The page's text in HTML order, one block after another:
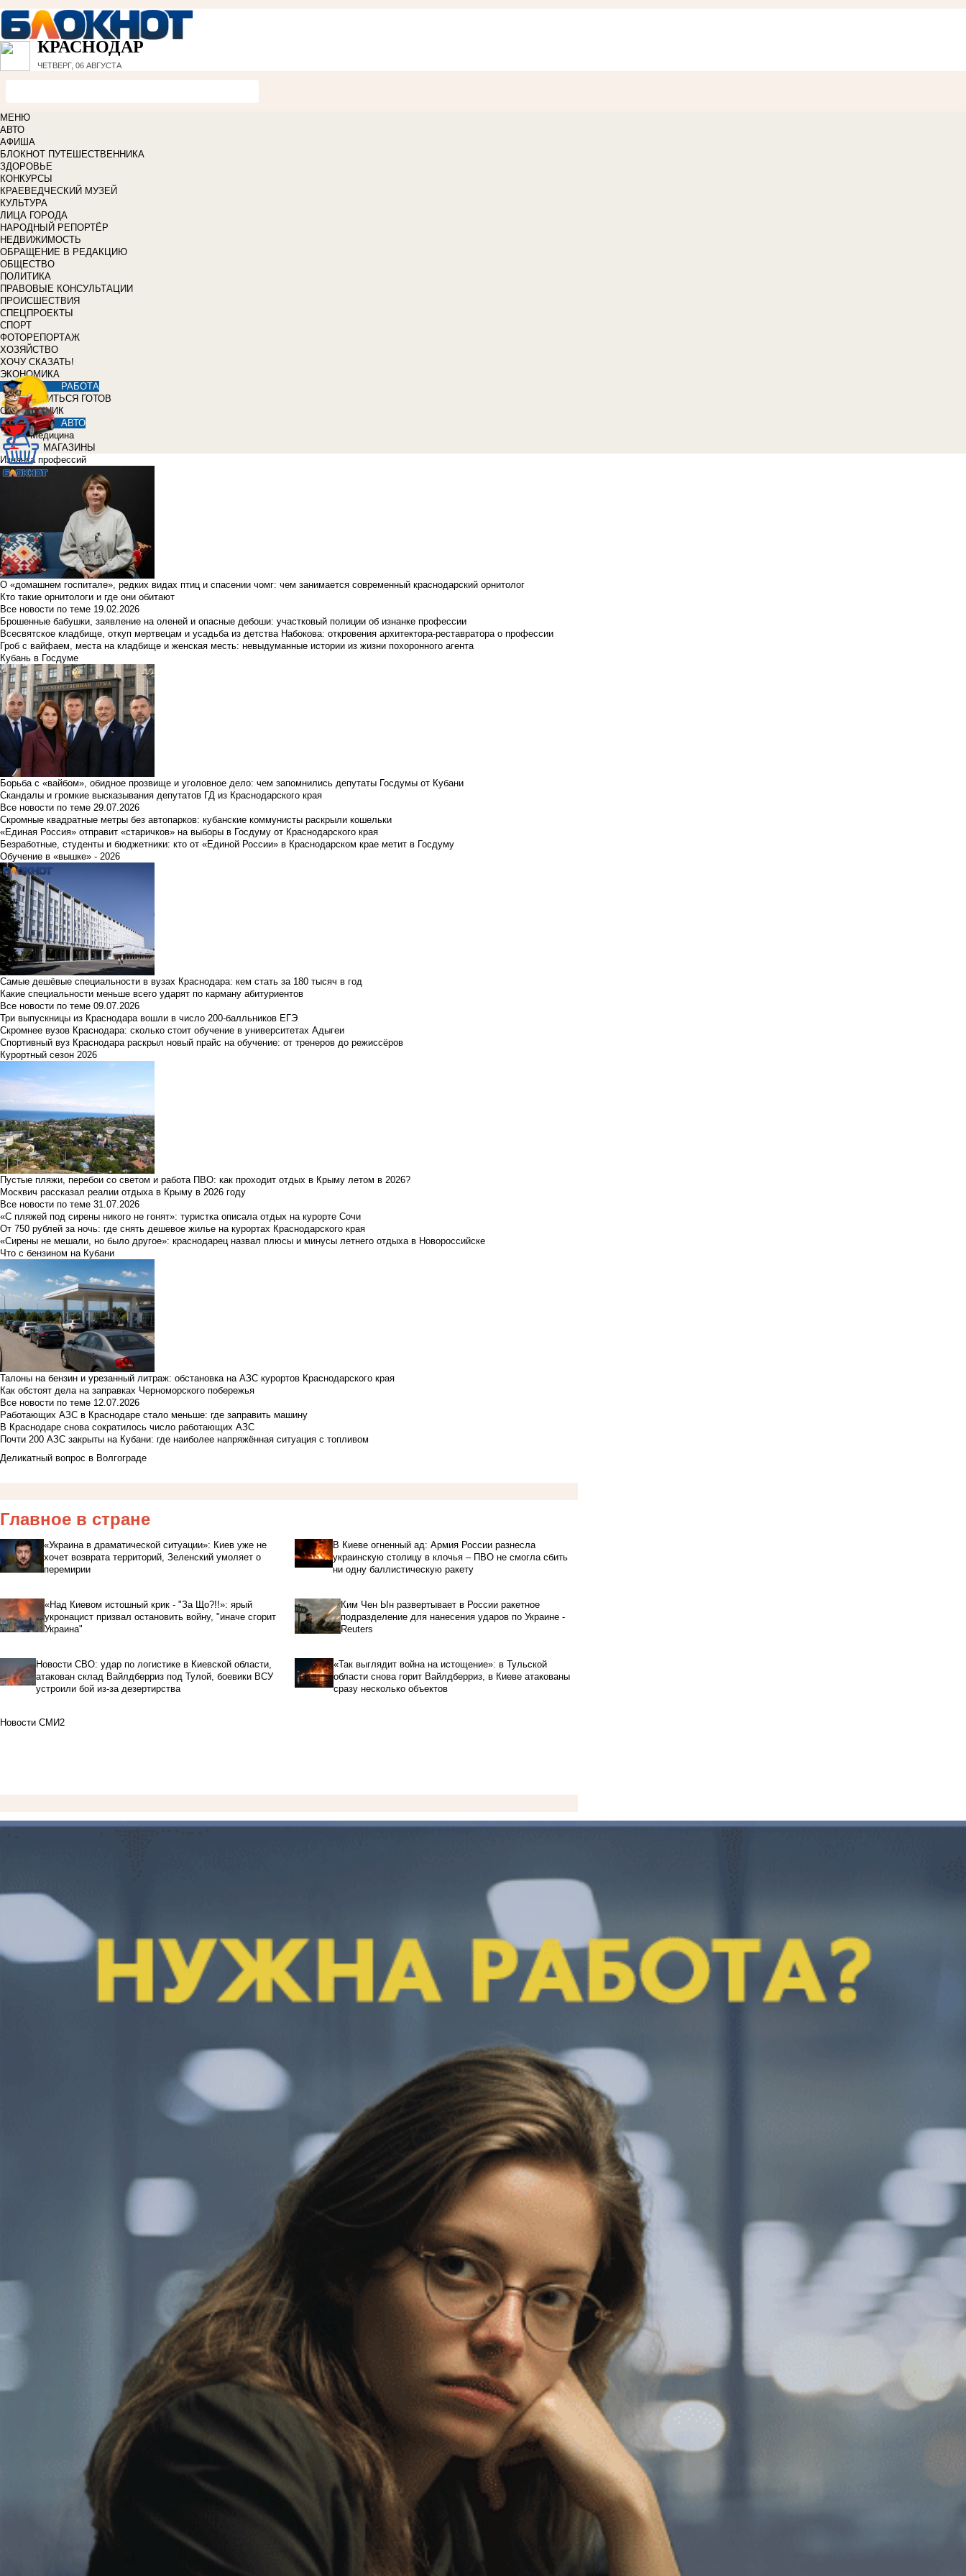
КРАСНОДАР
ЧЕТВЕРГ, 06 АВГУСТА
МЕНЮ
АВТО
АФИША
БЛОКНОТ ПУТЕШЕСТВЕННИКА
ЗДОРОВЬЕ
КОНКУРСЫ
КРАЕВЕДЧЕСКИЙ МУЗЕЙ
КУЛЬТУРА
ЛИЦА ГОРОДА
НАРОДНЫЙ РЕПОРТЁР
НЕДВИЖИМОСТЬ
ОБРАЩЕНИЕ В РЕДАКЦИЮ
ОБЩЕСТВО
ПОЛИТИКА
ПРАВОВЫЕ КОНСУЛЬТАЦИИ
ПРОИСШЕСТВИЯ
СПЕЦПРОЕКТЫ
СПОРТ
ФОТОРЕПОРТАЖ
ХОЗЯЙСТВО
ХОЧУ СКАЗАТЬ!
ЭКОНОМИКА
РАБОТА
УЧИТЬСЯ ГОТОВ
СПРАВОЧНИК
АВТО
Медицина
МАГАЗИНЫ
Изнанка профессий
О «домашнем госпитале», редких видах птиц и спасении чомг: чем занимается современный краснодарский орнитолог
Кто такие орнитологи и где они обитают
Все новости по теме 19.02.2026
Брошенные бабушки, заявление на оленей и опасные дебоши: участковый полиции об изнанке профессии
Всесвятское кладбище, откуп мертвецам и усадьба из детства Набокова: откровения архитектора-реставратора о профессии
Гроб с вайфаем, места на кладбище и женская месть: невыдуманные истории из жизни похоронного агента
Кубань в Госдуме
Борьба с «вайбом», обидное прозвище и уголовное дело: чем запомнились депутаты Госдумы от Кубани
Скандалы и громкие высказывания депутатов ГД из Краснодарского края
Все новости по теме 29.07.2026
Скромные квадратные метры без автопарков: кубанские коммунисты раскрыли кошельки
«Единая Россия» отправит «старичков» на выборы в Госдуму от Краснодарского края
Безработные, студенты и бюджетники: кто от «Единой России» в Краснодарском крае метит в Госдуму
Обучение в «вышке» - 2026
Самые дешёвые специальности в вузах Краснодара: кем стать за 180 тысяч в год
Какие специальности меньше всего ударят по карману абитуриентов
Все новости по теме 09.07.2026
Три выпускницы из Краснодара вошли в число 200-балльников ЕГЭ
Скромнее вузов Краснодара: сколько стоит обучение в университетах Адыгеи
Спортивный вуз Краснодара раскрыл новый прайс на обучение: от тренеров до режиссёров
Курортный сезон 2026
Пустые пляжи, перебои со светом и работа ПВО: как проходит отдых в Крыму летом в 2026?
Москвич рассказал реалии отдыха в Крыму в 2026 году
Все новости по теме 31.07.2026
«С пляжей под сирены никого не гонят»: туристка описала отдых на курорте Сочи
От 750 рублей за ночь: где снять дешевое жилье на курортах Краснодарского края
«Сирены не мешали, но было другое»: краснодарец назвал плюсы и минусы летнего отдыха в Новороссийске
Что с бензином на Кубани
Талоны на бензин и урезанный литраж: обстановка на АЗС курортов Краснодарского края
Как обстоят дела на заправках Черноморского побережья
Все новости по теме 12.07.2026
Работающих АЗС в Краснодаре стало меньше: где заправить машину
В Краснодаре снова сократилось число работающих АЗС
Почти 200 АЗС закрыты на Кубани: где наиболее напряжённая ситуация с топливом
Деликатный вопрос в Волгограде
Главное в стране
«Украина в драматической ситуации»: Киев уже не
хочет возврата территорий, Зеленский умоляет о
перемирии
В Киеве огненный ад: Армия России разнесла
украинскую столицу в клочья – ПВО не смогла сбить
ни одну баллистическую ракету
«Над Киевом истошный крик - "За Що?!!»: ярый
укронацист призвал остановить войну, "иначе сгорит
Украина"
Ким Чен Ын развертывает в России ракетное
подразделение для нанесения ударов по Украине -
Reuters
Новости СВО: удар по логистике в Киевской области,
атакован склад Вайлдберриз под Тулой, боевики ВСУ
устроили бой из-за дезертирства
«Так выглядит война на истощение»: в Тульской
области снова горит Вайлдберриз, в Киеве атакованы
сразу несколько объектов
Новости СМИ2